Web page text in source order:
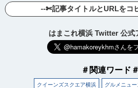
--✄記事タイトルとURLを
はまこれ横浜 Twitter 公式
＃関連ワード＃
クイーンズスクエア横浜 グルメニュー